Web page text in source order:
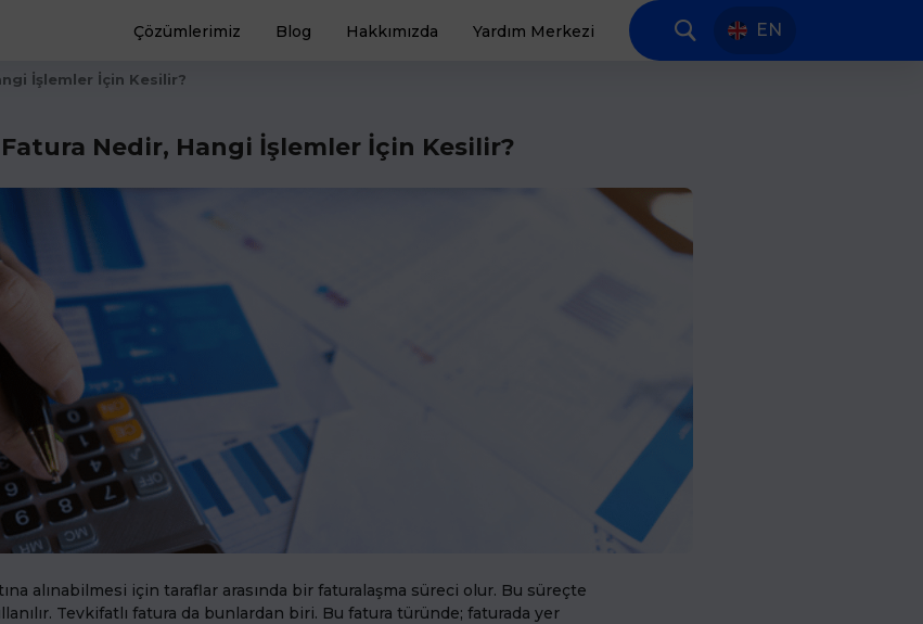
Çözümlerimiz Blog Hakkımızda Yardım Merkezi EN
İşlemler İçin Kesilir?
Nedir, Hangi İşlemler İçin Kesilir?
alınabilmesi için taraflar arasında bir faturalaşma süreci olur. Bu süreçte
Tevkifatlı fatura da bunlardan biri. Bu fatura türünde; faturada yer